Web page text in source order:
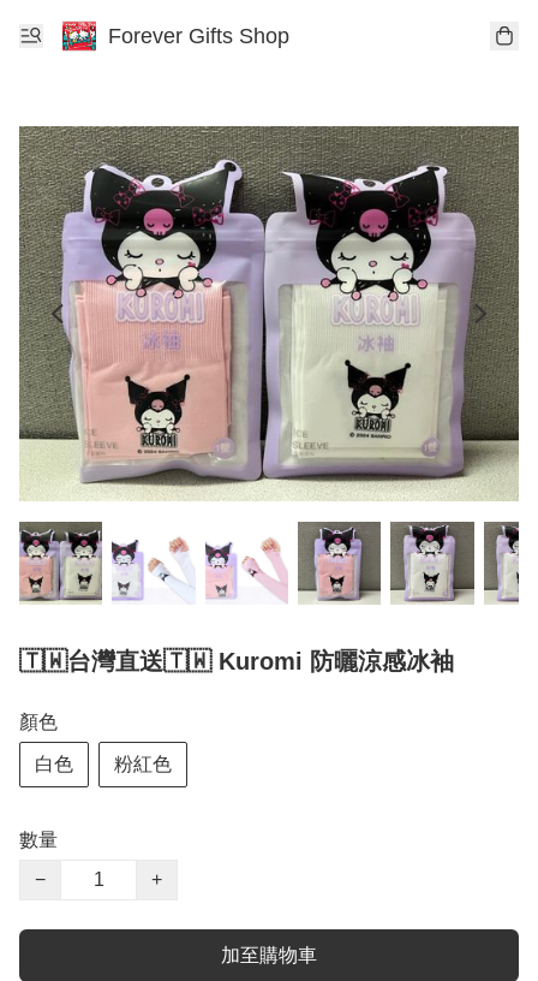
Forever Gifts Shop
🇹🇼台灣直送🇹🇼 Kuromi 防曬涼感冰袖
顏色
白色 粉紅色
數量
−
+
加至購物車